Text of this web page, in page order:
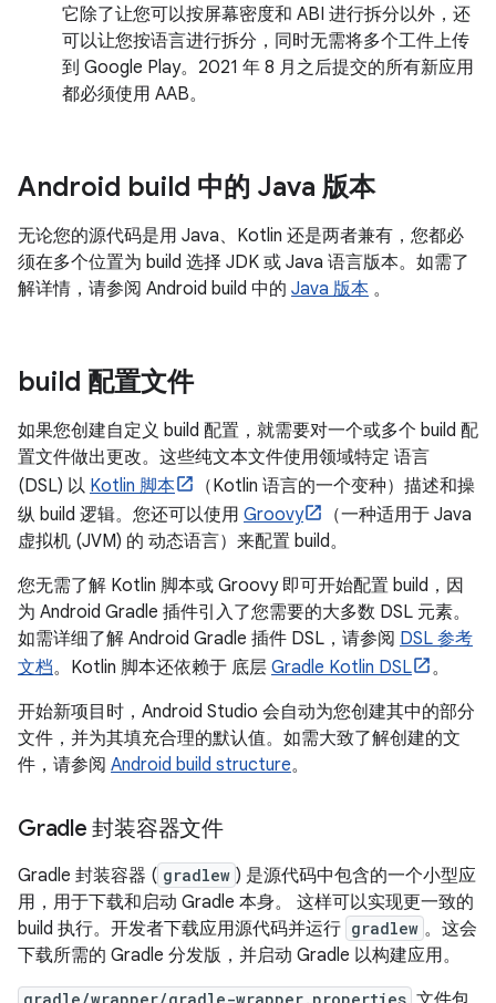
它除了让您可以按屏幕密度和 ABI 进行拆分以外，还
可以让您按语言进行拆分，同时无需将多个工件上传
到 Google Play。2021 年 8 月之后提交的所有新应用
都必须使用 AAB。
Android build 中的 Java 版本
无论您的源代码是用 Java、Kotlin 还是两者兼有，您都必
须在多个位置为 build 选择 JDK 或 Java 语言版本。如需了
解详情，请参阅 Android build 中的 Java 版本 。
build 配置文件
如果您创建自定义 build 配置，就需要对一个或多个 build 配
置文件做出更改。这些纯文本文件使用领域特定 语言
(DSL) 以 Kotlin 脚本
（Kotlin 语言的一个变种）描述和操
纵 build 逻辑。您还可以使用 Groovy
（一种适用于 Java
虚拟机 (JVM) 的 动态语言）来配置 build。
您无需了解 Kotlin 脚本或 Groovy 即可开始配置 build，因
为 Android Gradle 插件引入了您需要的大多数 DSL 元素。
如需详细了解 Android Gradle 插件 DSL，请参阅 DSL 参考
文档。Kotlin 脚本还依赖于 底层 Gradle Kotlin DSL
。
开始新项目时，Android Studio 会自动为您创建其中的部分
文件，并为其填充合理的默认值。如需大致了解创建的文
件，请参阅 Android build structure。
Gradle 封装容器文件
Gradle 封装容器 ( gradlew ) 是源代码中包含的一个小型应
用，用于下载和启动 Gradle 本身。 这样可以实现更一致的
build 执行。开发者下载应用源代码并运行 gradlew 。这会
下载所需的 Gradle 分发版，并启动 Gradle 以构建应用。